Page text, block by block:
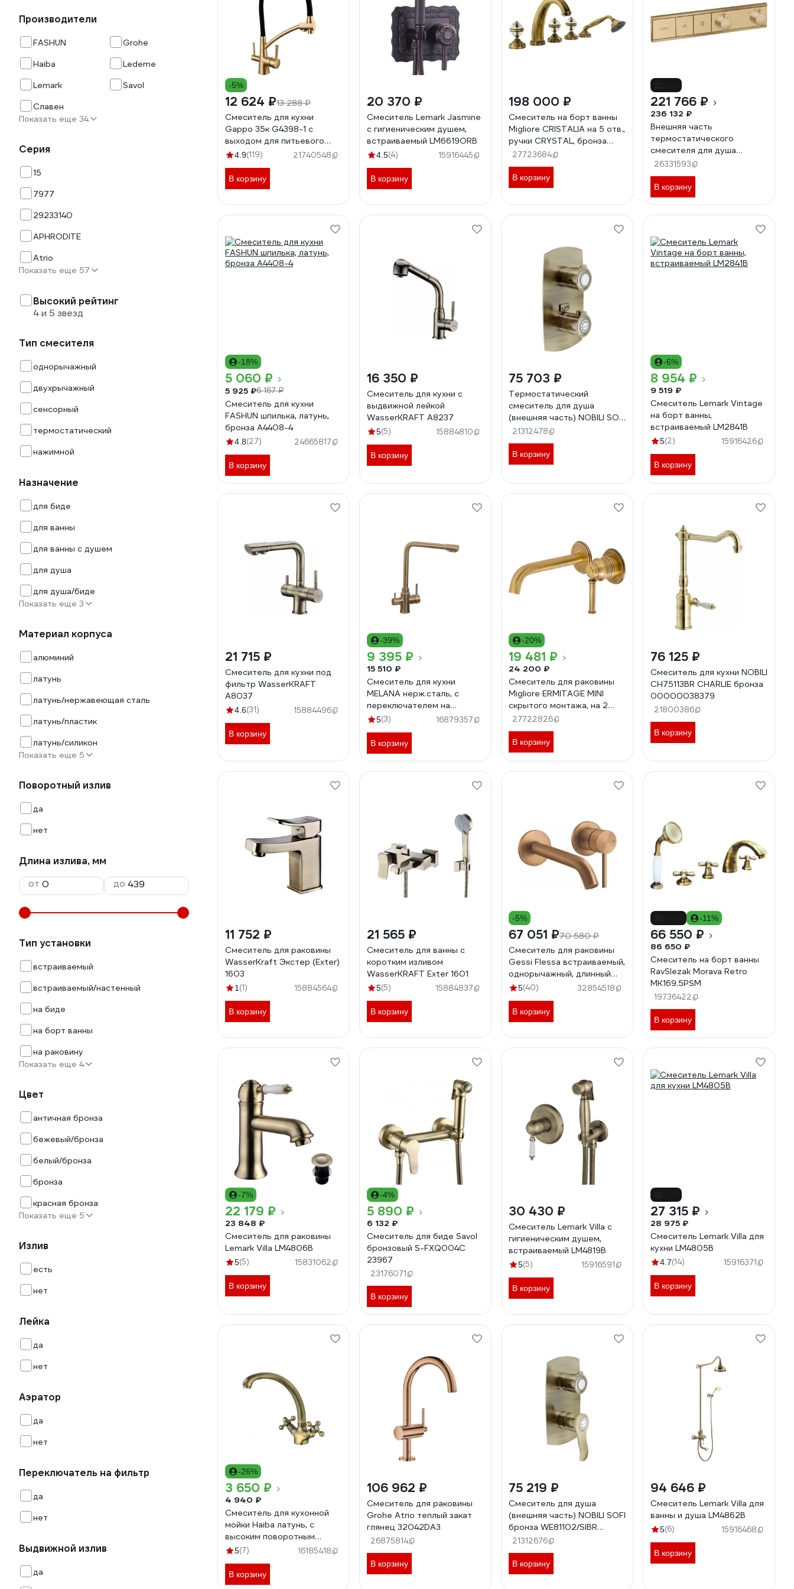
Производители
FASHUN
Grohe
Haiba
Ledeme
Lemark
Savol
Славен
Показать еще 34
Серия
15
7977
29233140
APHRODITE
Atrio
Показать еще 57
Высокий рейтинг
4 и 5 звезд
Тип смесителя
однорычажный
двухрычажный
сенсорный
термостатический
нажимной
Назначение
для биде
для ванны
для ванны с душем
для душа
для душа/биде
Показать еще 3
Материал корпуса
алюминий
латунь
латунь/нержавеющая сталь
латунь/пластик
латунь/силикон
Показать еще 5
Поворотный излив
да
нет
Длина излива, мм
от
до
Тип установки
встраиваемый
встраиваемый/настенный
на биде
на борт ванны
на раковину
Показать еще 4
Цвет
античная бронза
бежевый/бронза
белый/бронза
бронза
красная бронза
Показать еще 5
Излив
есть
нет
Лейка
да
нет
Аэратор
да
нет
Переключатель на фильтр
да
нет
Выдвижной излив
да
-5%
12 624 ₽13 288 ₽
Смеситель для кухни
Gappo 35к G4398-1 с
выходом для питьевого
фильтра, черный, бронза
4.9(119) 21740548
В корзину
20 370 ₽
Смеситель Lemark Jasmine
с гигиеническим душем,
встраиваемый LM6619ORB
4.5(4) 15916445
В корзину
198 000 ₽
Смеситель на борт ванны
Migliore CRISTALIA на 5 отв.,
ручки CRYSTAL, бронза
18581
27723684
В корзину
221 766 ₽
236 132 ₽
Внешняя часть
термостатического
смесителя для душа
Hansgrohe Rainselect
15380140 00000089710
26331593
В корзину
-18%
5 060 ₽
5 925 ₽6 167 ₽
Смеситель для кухни
FASHUN шпилька, латунь,
бронза A4408-4
4.8(27) 24665817
В корзину
16 350 ₽
Смеситель для кухни с
выдвижной лейкой
WasserKRAFT A8237
5(5) 15884810
В корзину
75 703 ₽
Термостатический
смеситель для душа
(внешняя часть) NOBILI SOFI
бронза SI98102BR
00000096511
21312478
В корзину
-6%
8 954 ₽
9 519 ₽
Смеситель Lemark Vintage
на борт ванны,
встраиваемый LM2841B
5(2) 15916426
В корзину
21 715 ₽
Смеситель для кухни под
фильтр WasserKRAFT
A8037
4.6(31) 15884496
В корзину
-39%
9 395 ₽
15 510 ₽
Смеситель для кухни
MELANA нерж.сталь, с
переключателем на
фильтр, однорычажный,
5(3) 16879357
В корзину
-20%
19 481 ₽
24 200 ₽
Смеситель для раковины
Migliore ERMITAGE MINI
скрытого монтажа, на 2
отв., ручка латунь, донный
клапан "click-clac" бронза
31426
27722826
В корзину
76 125 ₽
Смеситель для кухни NOBILI
CH75113BR CHARLIE бронза
00000038379
21800386
В корзину
11 752 ₽
Смеситель для раковины
WasserKraft Экстер (Exter)
1603
1 (1) 15884564
В корзину
21 565 ₽
Смеситель для ванны с
коротким изливом
WasserKRAFT Exter 1601
5(5) 15884837
В корзину
-5%
67 051 ₽70 580 ₽
Смеситель для раковины
Gessi Flessa встраиваемый,
однорычажный, длинный
излив, без донного клапана,
Bronze Brushed PVD
54086.726
5(40) 32854518
В корзину
-11%
66 550 ₽
86 650 ₽
Смеситель на борт ванны
RavSlezak Morava Retro
MK169.5PSM
19736422
В корзину
-7%
22 179 ₽
23 848 ₽
Смеситель для раковины
Lemark Villa LM4806B
5(5) 15831062
В корзину
-4%
5 890 ₽
6 132 ₽
Смеситель для биде Savol
бронзовый S-FXQ004C
23967
23176071
В корзину
30 430 ₽
Смеситель Lemark Villa с
гигиеническим душем,
встраиваемый LM4819B
5(5) 15916591
В корзину
27 315 ₽
28 975 ₽
Смеситель Lemark Villa для
кухни LM4805B
4.7(14) 15916371
В корзину
-26%
3 650 ₽
4 940 ₽
Смеситель для кухонной
мойки Haiba латунь, с
высоким поворотным
изливом, бронза HB4219-4
5(7) 16185418
В корзину
106 962 ₽
Смеситель для раковины
Grohe Atrio теплый закат
глянец 32042DA3
26875814
В корзину
75 219 ₽
Смеситель для душа
(внешняя часть) NOBILI SOFI
бронза WE81102/SIBR
00000090561
21312676
В корзину
94 646 ₽
Смеситель Lemark Villa для
ванны и душа LM4862B
5(6) 15916468
В корзину